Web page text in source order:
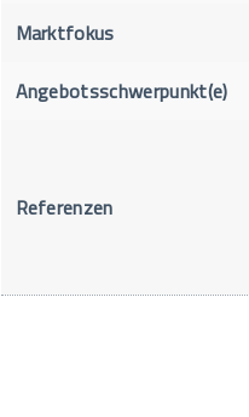
Marktfokus
Angebotsschwerpunkt(e)
Referenzen